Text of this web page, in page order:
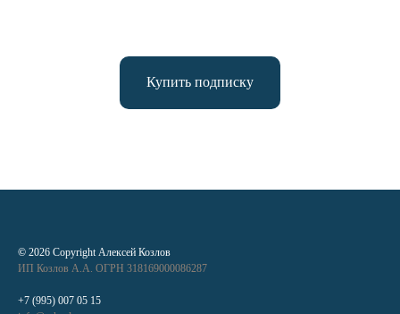
Купить подписку
© 2026 Copyright Алексей Козлов
ИП Козлов А.А. ОГРН 318169000086287
+7 (995) 007 05 15